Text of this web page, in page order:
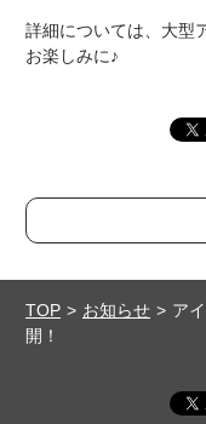
詳細については、大型
お楽しみに♪
TOP お知らせ
ア
開！